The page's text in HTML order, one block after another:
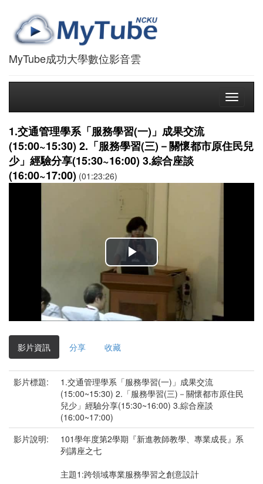
MyTube成功大學數位影音雲
Toggle
1.交通管理學系「服務學習(一)」成果交流
(15:00~15:30) 2.「服務學習(三)－關懷都市原住民兒
少」經驗分享(15:30~16:00) 3.綜合座談
(16:00~17:00) (01:23:26)
播
放
影
影片資訊 分享 收藏
影片標題:
1.交通管理學系「服務學習(一)」成果交流
(15:00~15:30) 2.「服務學習(三)－關懷都市原住民
兒少」經驗分享(15:30~16:00) 3.綜合座談
(16:00~17:00)
影片說明:
101學年度第2學期『新進教師教學、專業成長』系
列講座之七
主題1:跨領域專業服務學習之創意設計